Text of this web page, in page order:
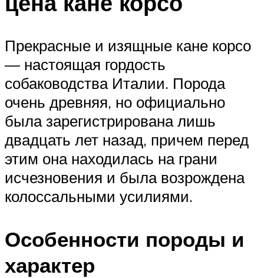
Прекрасные и изящные кане корсо
— настоящая гордость
собаководства Италии. Порода
очень древняя, но официально
была зарегистрирована лишь
двадцать лет назад, причем перед
этим она находилась на грани
исчезновения и была возрождена
колоссальными усилиями.
Особенности породы и
характер